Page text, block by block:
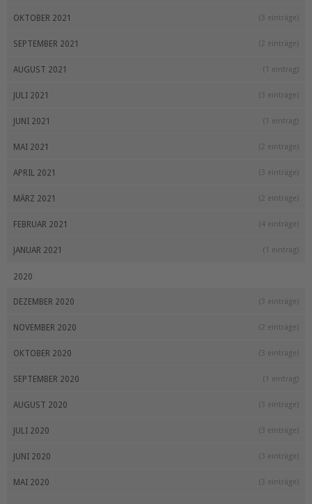
OKTOBER 2021 (3 einträge)
SEPTEMBER 2021 (2 einträge)
AUGUST 2021 (1 eintrag)
JULI 2021 (3 einträge)
JUNI 2021 (1 eintrag)
MAI 2021 (2 einträge)
APRIL 2021 (3 einträge)
MÄRZ 2021 (2 einträge)
FEBRUAR 2021 (4 einträge)
JANUAR 2021 (1 eintrag)
2020
DEZEMBER 2020 (3 einträge)
NOVEMBER 2020 (2 einträge)
OKTOBER 2020 (3 einträge)
SEPTEMBER 2020 (1 eintrag)
AUGUST 2020 (3 einträge)
JULI 2020 (3 einträge)
JUNI 2020 (3 einträge)
MAI 2020 (3 einträge)